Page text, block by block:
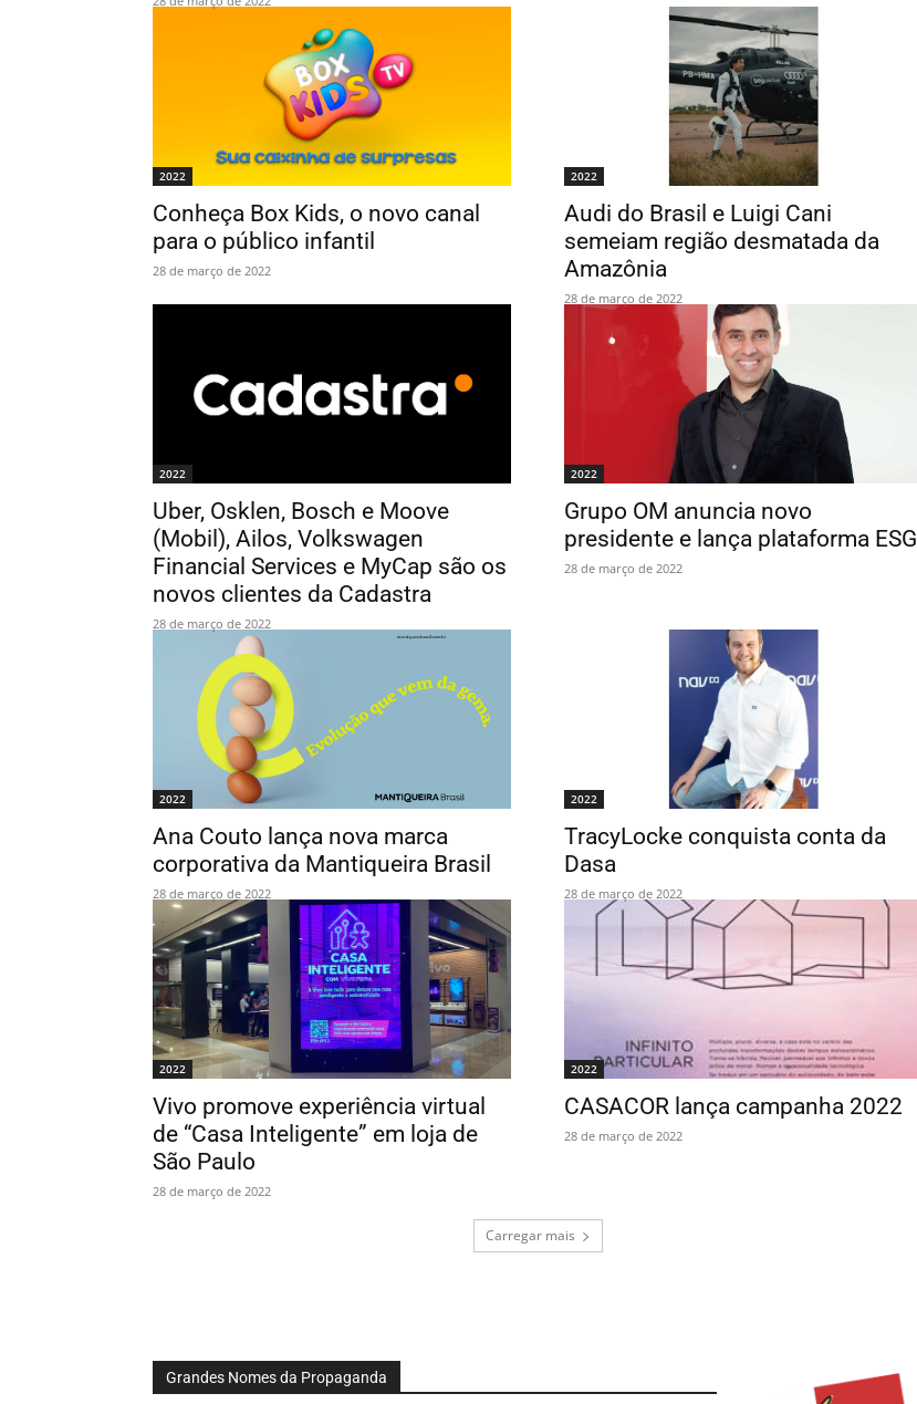
2022
Conheça Box Kids, o novo canal
para o público infantil
28 de março de 2022
2022
Audi do Brasil e Luigi Cani
semeiam região desmatada da
Amazônia
28 de março de 2022
2022
Uber, Osklen, Bosch e Moove
(Mobil), Ailos, Volkswagen
Financial Services e MyCap são os
novos clientes da Cadastra
28 de março de 2022
2022
Grupo OM anuncia novo
presidente e lança plataforma ESG
28 de março de 2022
2022
Ana Couto lança nova marca
corporativa da Mantiqueira Brasil
28 de março de 2022
2022
TracyLocke conquista conta da
Dasa
28 de março de 2022
2022
Vivo promove experiência virtual
de “Casa Inteligente” em loja de
São Paulo
28 de março de 2022
2022
CASACOR lança campanha 2022
28 de março de 2022
Carregar mais
Grandes Nomes da Propaganda